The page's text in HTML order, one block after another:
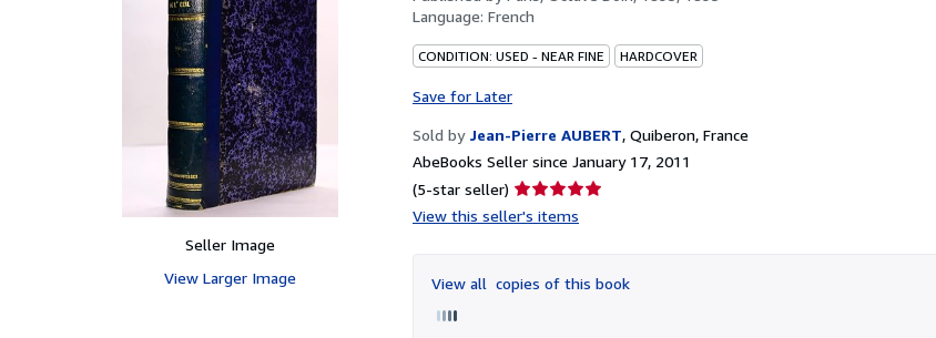
Seller Image
View Larger Image
Language: French
CONDITION: USED - NEAR FINE HARDCOVER
Save for Later
Sold by Jean-Pierre AUBERT, Quiberon, France
AbeBooks Seller since January 17, 2011
(5-star seller) Seller
rating
of
5
View this seller's items
View all copies of this book